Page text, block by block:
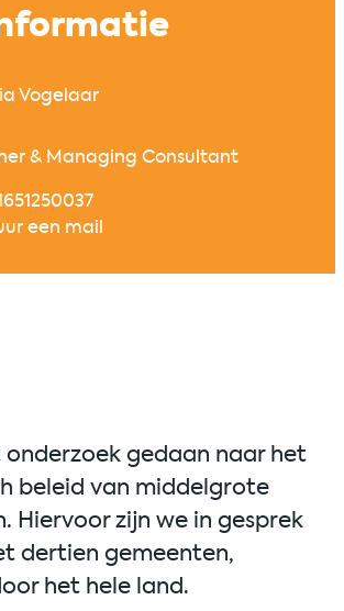
Vogelaar
& Managing Consultant
een mail
gedaan naar het
beleid van middelgrote
Hiervoor zijn we in gesprek
dertien gemeenten,
het hele land.